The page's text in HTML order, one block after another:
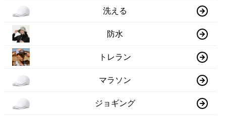
洗える
防水
トレラン
マラソン
ジョギング